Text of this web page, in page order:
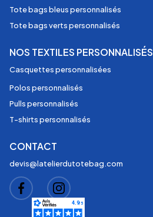
Tote bags bleus personnalisés
Tote bags verts personnalisés
NOS TEXTILES PERSONNALISÉS
Casquettes personnalisées
Polos personnalisés
Pulls personnalisés
T-shirts personnalisés
CONTACT
devis@latelierdutotebag.com